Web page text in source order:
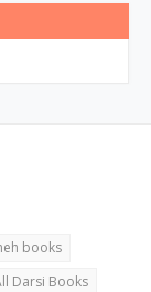
books
Darsi Books